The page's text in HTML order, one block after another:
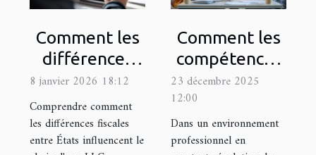
Comment les
différences
fiscales entre
États
influencent le
choix d'une
8 janvier 2026 18:12
Comprendre comment
les différences fiscales
entre États influencent le
Comment les
compétences
relationnelles
renforcent-
elles une
équipe ?
23 décembre 2025
12:00
Dans un environnement
professionnel en